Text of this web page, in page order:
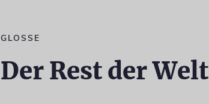
GLOSSE
Der Rest der Welt